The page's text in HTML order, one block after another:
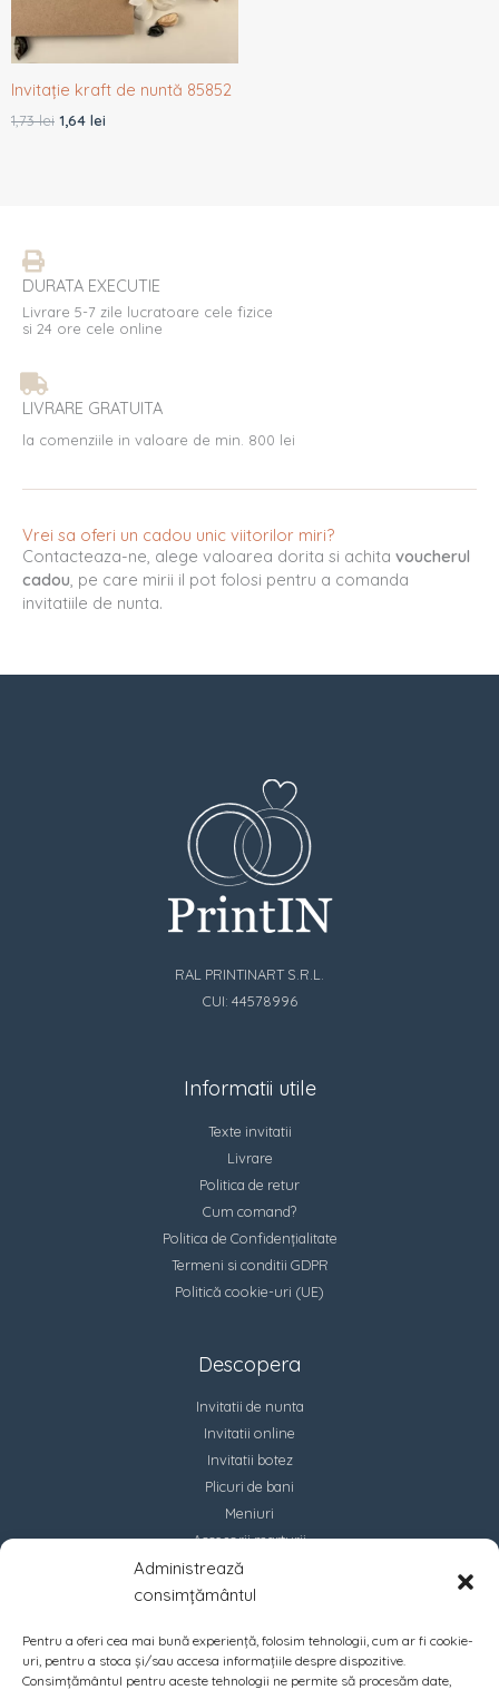
Administrează
consimțământul
Pentru a oferi cea mai bună experiență, folosim tehnologii, cum ar fi cookie-
uri, pentru a stoca și/sau accesa informațiile despre dispozitive.
Consimțământul pentru aceste tehnologii ne permite să procesăm date,
Invitație kraft de nuntă 85852
1,73lei 1,64 lei
DURATA EXECUTIE
Livrare 5-7 zile lucratoare cele fizice
si 24 ore cele online
LIVRARE GRATUITA
la comenziile in valoare de min. 800 lei
Vrei sa oferi un cadou unic viitorilor miri?
Contacteaza-ne, alege valoarea dorita si achita voucherul
cadou , pe care mirii il pot folosi pentru a comanda
invitatiile de nunta.
RAL PRINTINART S.R.L.
CUI: 44578996
Informatii utile
Texte invitatii
Livrare
Politica de retur
Cum comand?
Politica de Confidențialitate
Termeni si conditii GDPR
Politică cookie-uri (UE)
Descopera
Invitatii de nunta
Invitatii online
Invitatii botez
Plicuri de bani
Meniuri
Accesorii marturii
Contact